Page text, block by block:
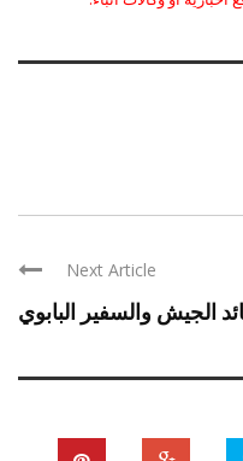
Next Article
الجيش والسفير البابوي